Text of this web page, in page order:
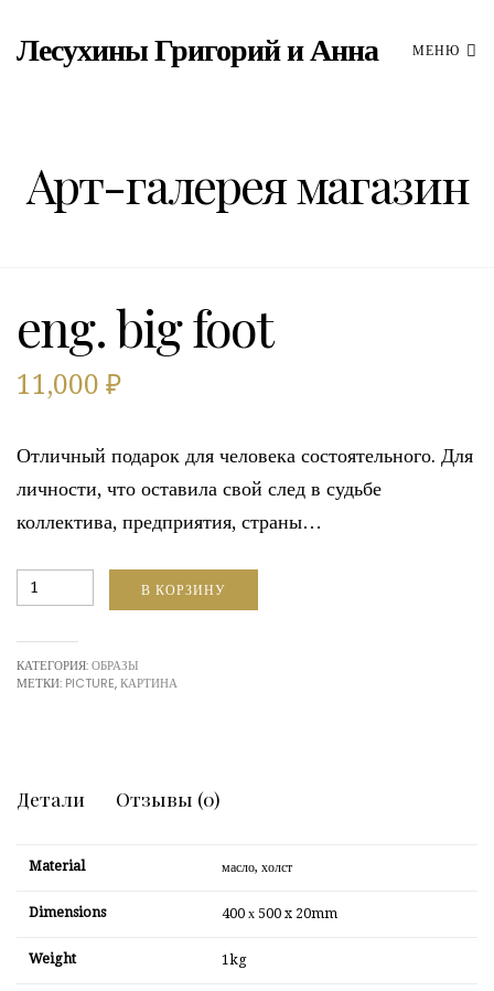
Лесухины Григорий и Анна МЕНЮ
Арт-галерея магазин
eng. big foot
11,000 ₽
Отличный подарок для человека состоятельного. Для
личности, что оставила свой след в судьбе
коллектива, предприятия, страны…
eng.
В КОРЗИНУ
КАТЕГОРИЯ:ОБРАЗЫ
МЕТКИ: PICTURE,КАРТИНА
Детали Отзывы (0)
Material масло, холст
Dimensions 400 х 500 x 20mm
Weight 1kg